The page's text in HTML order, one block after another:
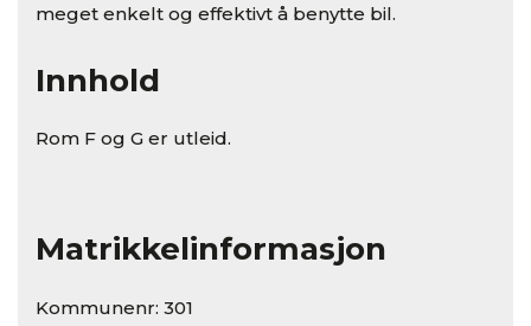
meget enkelt og effektivt å benytte bil.
Innhold
Rom F og G er utleid.
Matrikkelinformasjon
Kommunenr: 301